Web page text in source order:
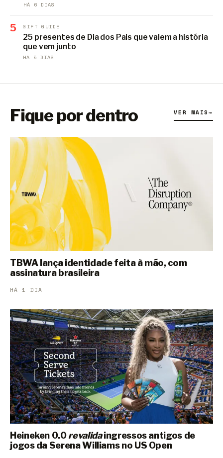
HÁ 6 DIAS
5 GIFT GUIDE
25 presentes de Dia dos Pais que valem a história
que vem junto
HÁ 5 DIAS
Fique por dentro VER MAIS→
TBWA lança identidade feita à mão, com
assinatura brasileira
HÁ 1 DIA
Heineken 0.0revalidaingressos antigos de
jogos da Serena Williams no US Open